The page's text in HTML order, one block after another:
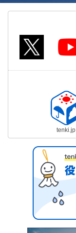
tenki.jp